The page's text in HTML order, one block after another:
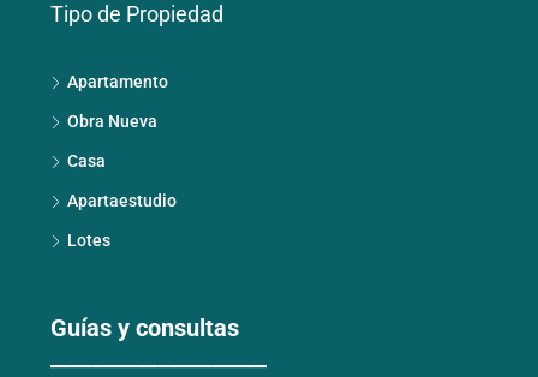
Tipo de Propiedad
Apartamento
Obra Nueva
Casa
Apartaestudio
Lotes
Guías y consultas